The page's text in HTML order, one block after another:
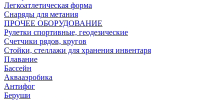
Легкоатлетическая форма
Снаряды для метания
ПРОЧЕЕ ОБОРУДОВАНИЕ
Рулетки спортивные, геодезические
Счетчики рядов, кругов
Стойки, стеллажи для хранения инвентаря
Плавание
Бассейн
Аквааэробика
Антифог
Беруши